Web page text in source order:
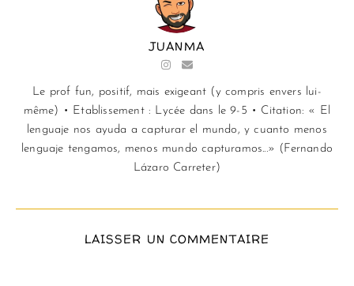
JUANMA
Le prof fun, positif, mais exigeant (y compris envers lui-
même) • Etablissement : Lycée dans le 9-5 • Citation: « El
lenguaje nos ayuda a capturar el mundo, y cuanto menos
lenguaje tengamos, menos mundo capturamos...» (Fernando
Lázaro Carreter)
LAISSER UN COMMENTAIRE